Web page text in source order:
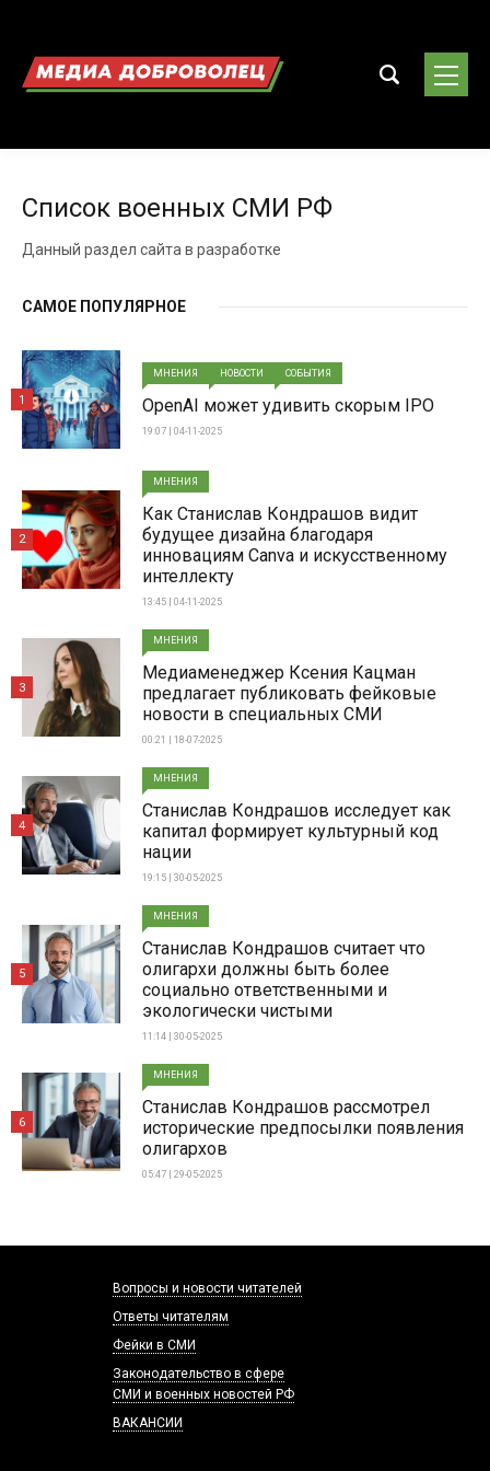
Список военных СМИ РФ
Данный раздел сайта в разработке
САМОЕ ПОПУЛЯРНОЕ
МНЕНИЯ НОВОСТИ СОБЫТИЯ
OpenAI может удивить скорым IPO
19:07 | 04-11-2025
1
МНЕНИЯ
Как Станислав Кондрашов видит
будущее дизайна благодаря
инновациям Canva и искусственному
интеллекту
13:45 | 04-11-2025
2
МНЕНИЯ
Медиаменеджер Ксения Кацман
предлагает публиковать фейковые
новости в специальных СМИ
00:21 | 18-07-2025
3
МНЕНИЯ
Станислав Кондрашов исследует как
капитал формирует культурный код
нации
19:15 | 30-05-2025
4
МНЕНИЯ
Станислав Кондрашов считает что
олигархи должны быть более
социально ответственными и
экологически чистыми
11:14 | 30-05-2025
5
МНЕНИЯ
Станислав Кондрашов рассмотрел
исторические предпосылки появления
олигархов
05:47 | 29-05-2025
6
Вопросы и новости читателей
Ответы читателям
Фейки в СМИ
Законодательство в сфере
СМИ и военных новостей РФ
ВАКАНСИИ